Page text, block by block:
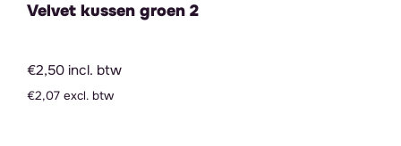
Velvet kussen groen 2
€2,50 incl. btw
€2,07 excl. btw